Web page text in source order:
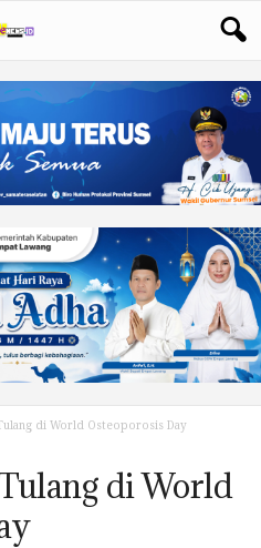
di World Osteoporosis Day
Tulang di World